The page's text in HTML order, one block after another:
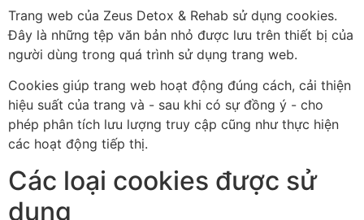
Trang web của Zeus Detox & Rehab sử dụng cookies.
Đây là những tệp văn bản nhỏ được lưu trên thiết bị của
người dùng trong quá trình sử dụng trang web.
Cookies giúp trang web hoạt động đúng cách, cải thiện
hiệu suất của trang và - sau khi có sự đồng ý - cho
phép phân tích lưu lượng truy cập cũng như thực hiện
các hoạt động tiếp thị.
Các loại cookies được sử
dụng